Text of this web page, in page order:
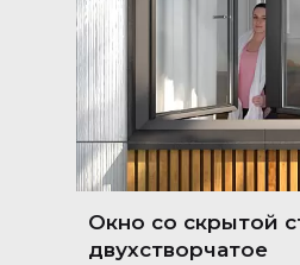
Окно со скрытой
двухстворчатое